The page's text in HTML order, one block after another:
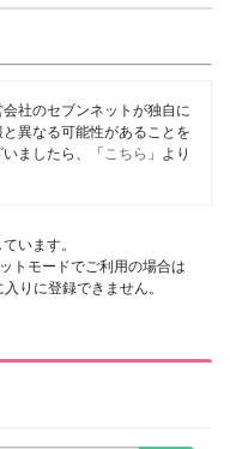
社のセブンネットが独自に
異なる可能性があることを
ましたら、「 こちら 」より
います。
トモードでご利用の場合は
りに登録できません。